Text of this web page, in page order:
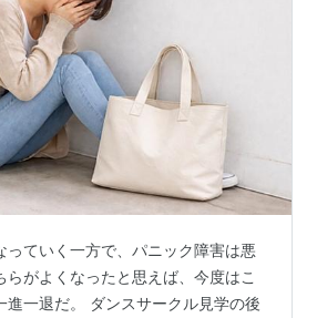
っていく一方で、パニック障害は悪
らがよくなったと思えば、今度はこ
進一退だ。 ダンスサークル見学の後